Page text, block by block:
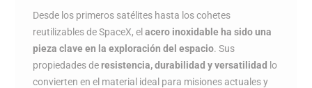
Desde los primeros satélites hasta los cohetes
reutilizables de SpaceX, elacero inoxidable ha sido una
pieza clave en la exploración del espacio. Sus
propiedades deresistencia, durabilidad y versatilidad lo
convierten en el material ideal para misiones actuales y